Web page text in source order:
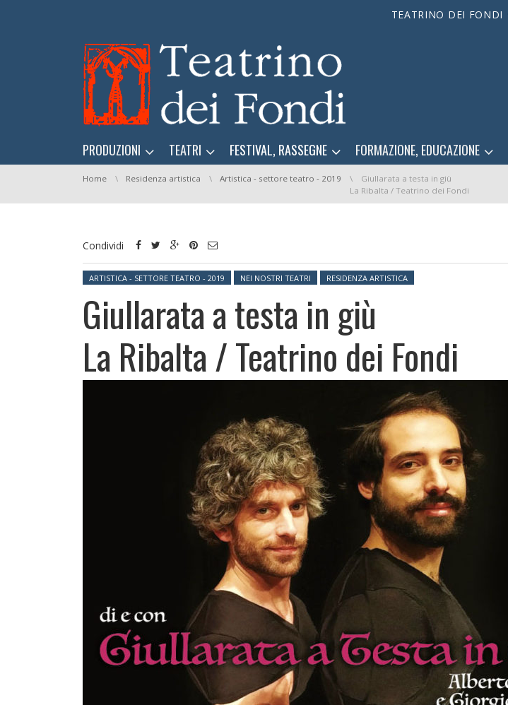
TEATRINO DEI FONDI
Skip navigation
PRODUZIONI TEATRI FESTIVAL, RASSEGNE FORMAZIONE, EDUCAZIONE
You are here:
Home Residenza artistica Artistica - settore teatro - 2019
Giullarata a testa in giù
La Ribalta / Teatrino dei Fondi
Condividi
Posted in:
ARTISTICA - SETTORE TEATRO - 2019 NEI NOSTRI TEATRI RESIDENZA ARTISTICA
Giullarata a testa in giù
La Ribalta / Teatrino dei Fondi